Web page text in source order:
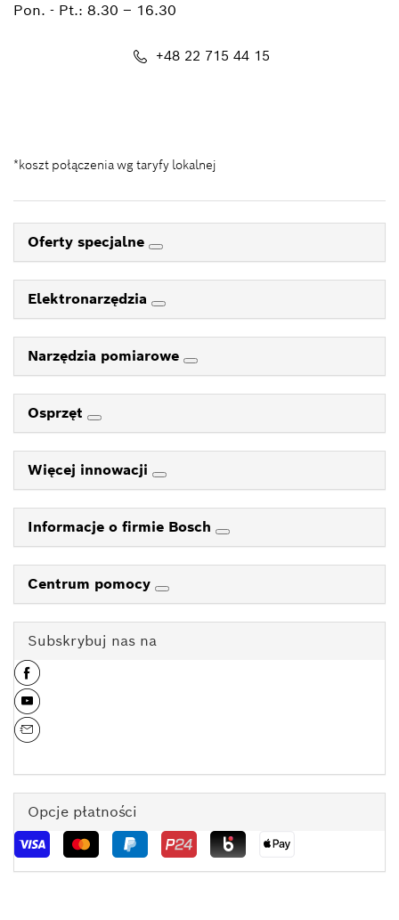
Pon. - Pt.: 8.30 – 16.30
+48 22 715 44 15
*koszt połączenia wg taryfy lokalnej
Oferty specjalne
Elektronarzędzia
Narzędzia pomiarowe
Osprzęt
Więcej innowacji
Informacje o firmie Bosch
Centrum pomocy
Subskrybuj nas na
Opcje płatności